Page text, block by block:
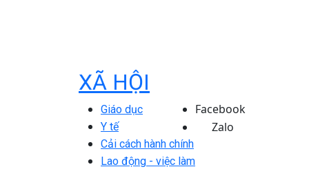
XÃ HỘI
Giáo dục
Y tế
Cải cách hành chính
Lao động - việc làm
Facebook
Zalo